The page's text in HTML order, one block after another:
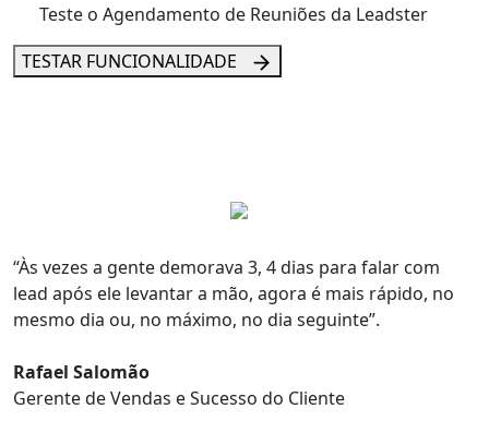
Teste o Agendamento de Reuniões da Leadster
TESTAR FUNCIONALIDADE
“Às vezes a gente demorava 3, 4 dias para falar com
lead após ele levantar a mão, agora é mais rápido, no
mesmo dia ou, no máximo, no dia seguinte”.
Rafael Salomão
Gerente de Vendas e Sucesso do Cliente